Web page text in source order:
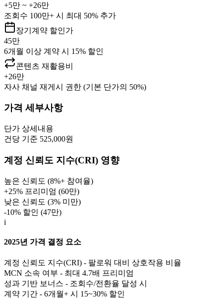
+5만 ~ +26만
조회수 100만+ 시 최대 50% 추가
장기계약 할인가
45만
6개월 이상 계약 시 15% 할인
콘텐츠 재활용비
+26만
자사 채널 재게시 권한 (기본 단가의 50%)
가격 세부사항
단가 상세내용
건당 기준 525,000원
계정 신뢰도 지수(CRI) 영향
높은 신뢰도 (8%+ 참여율)
+25% 프리미엄 (60만)
낮은 신뢰도 (3% 미만)
-10% 할인 (47만)
i
2025년 가격 결정 요소
계정 신뢰도 지수(CRI) - 팔로워 대비 상호작용 비율
MCN 소속 여부 - 최대 4.7배 프리미엄
성과 기반 보너스 - 조회수/전환율 달성 시
계약 기간 - 6개월+ 시 15~30% 할인